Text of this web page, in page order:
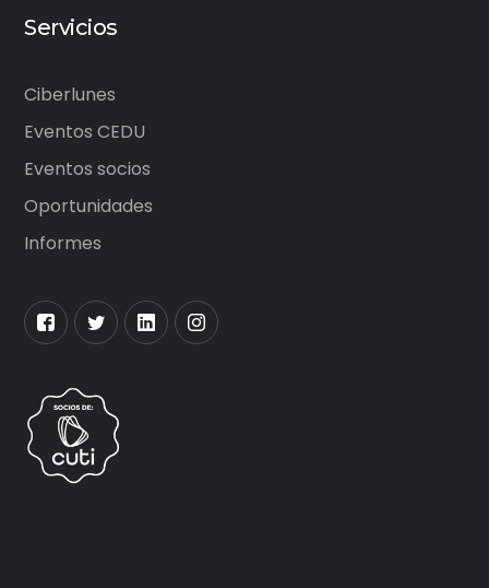
Servicios
Ciberlunes
Eventos CEDU
Eventos socios
Oportunidades
Informes